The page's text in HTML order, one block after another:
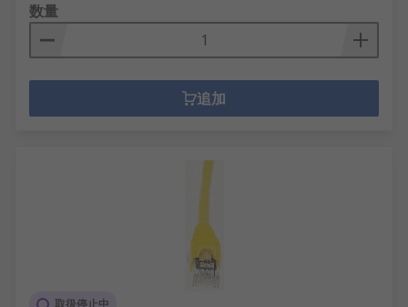
数量
追加
取扱停止中